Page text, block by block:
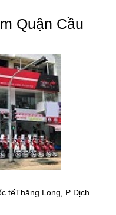
Quận Cầu
tếThăng Long, P Dịch